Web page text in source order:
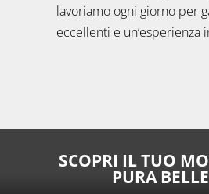
lavoriamo ogni giorno per
eccellenti e un’esperienza
SCOPRI IL TUO
PURA